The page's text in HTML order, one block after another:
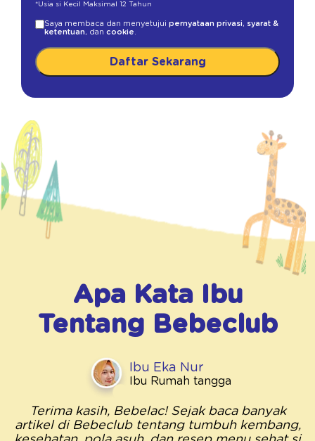
*Usia si Kecil Maksimal 12 Tahun
Saya membaca dan menyetujui pernyataan privasi, syarat &
ketentuan, dan cookie
Daftar Sekarang
Apa Kata Ibu
Tentang Bebeclub
Ibu Eka Nur
Ibu Rumah tangga
Terima kasih, Bebelac! Sejak baca banyak
artikel di Bebeclub tentang tumbuh kembang,